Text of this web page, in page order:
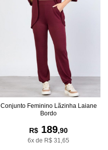
Conjunto Feminino Lãzinha Laiane
Bordo
R$ 189,90
6x de R$ 31,65